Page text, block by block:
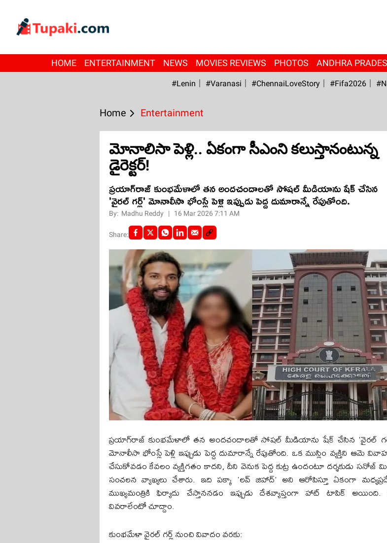
HOME ENTERTAINMENT NEWS MOVIES REVIEWS PHOTOS ANDHRA
#Lenin #Varanasi #ChennaiLoveStory #fifa2026
Home Entertainment
మోనాలిసా పెళ్లి.. ఏకంగా సీఎంని కలుస్తానంటున్న
డైరెక్టర్!
ప్రయాగ్‌రాజ్ కుంభమేళాలో తన అందచందాలతో సోషల్ మీడియాను షేక్ చేసిన
'వైరల్ గర్ల్' మోనాలీసా భోంస్లే పెళ్లి ఇప్పుడు పెద్ద దుమారాన్నే రేపుతోంది.
By: Madhu Reddy | 16 Mar 2026 7:11 AM
Share:
ప్రయాగ్‌రాజ్ కుంభమేళాలో తన అందచందాలతో సోషల్ మీడియాను షేక్ చేసిన 'వైరల్
మోనాలీసా భోంస్లే పెళ్లి ఇప్పుడు పెద్ద దుమారాన్నే రేపుతోంది. ఒక ముస్లిం వ్యక్తిని ఆమె
చేసుకోవడం కేవలం వ్యక్తిగతం కాదని, దీని వెనుక పెద్ద కుట్ర ఉందంటూ దర్శకుడు సనోజ్
సంచలన వ్యాఖ్యలు చేశారు. ఇది పక్కా 'లవ్ జిహాద్' అని ఆరోపిస్తూ ఏకంగా
ముఖ్యమంత్రికి ఫిర్యాదు చేస్తాననడం ఇప్పుడు దేశవ్యాప్తంగా హాట్ టాపిక్
వివరాలేంటో చూద్దాం.
కుంభమేళా వైరల్ గర్ల్ నుంచి వివాదం వరకు: